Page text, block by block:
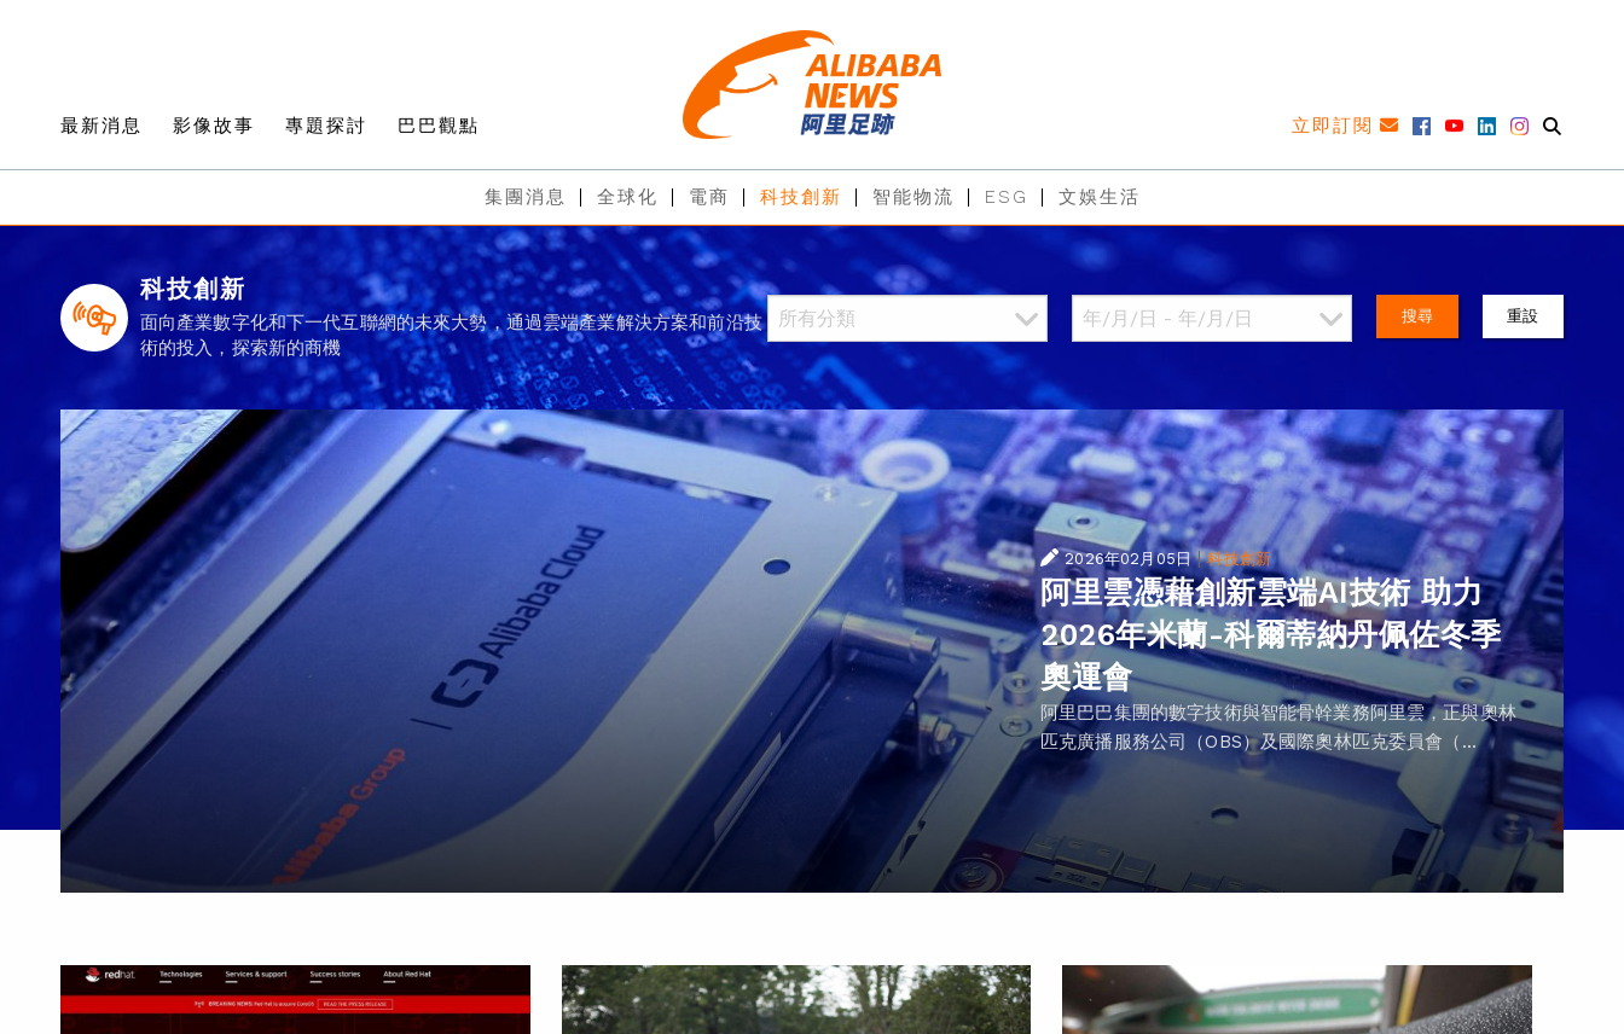
最新消息 影像故事 專題探討 巴巴觀點 立即訂閱
集團消息 全球化 電商 科技創新 智能物流 ESG 文娛生活
科技創新
面向產業數字化和下一代互聯網的未來大勢，通過雲端產業解決方案和前沿技
術的投入，探索新的商機
搜尋 重設
2026年02月05日 |科技創新
阿里雲憑藉創新雲端AI技術 助力
2026年米蘭-科爾蒂納丹佩佐冬季
奧運會
阿里巴巴集團的數字技術與智能骨幹業務阿里雲，正與奧林
匹克廣播服務公司（OBS）及國際奧林匹克委員會（...